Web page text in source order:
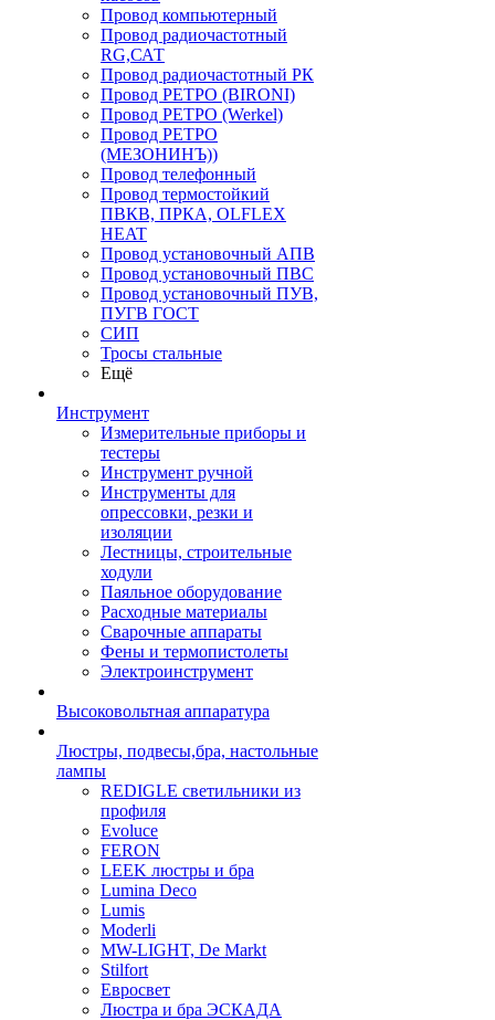
Провод компьютерный
Провод радиочастотный
RG,САТ
Провод радиочастотный РК
Провод РЕТРО (BIRONI)
Провод РЕТРО (Werkel)
Провод РЕТРО
(МЕЗОНИНЪ))
Провод телефонный
Провод термостойкий
ПВКВ, ПРКА, OLFLEX
HEAT
Провод установочный АПВ
Провод установочный ПВС
Провод установочный ПУВ,
ПУГВ ГОСТ
СИП
Тросы стальные
Ещё
Инструмент
Измерительные приборы и
тестеры
Инструмент ручной
Инструменты для
опрессовки, резки и
изоляции
Лестницы, строительные
ходули
Паяльное оборудование
Расходные материалы
Сварочные аппараты
Фены и термопистолеты
Электроинструмент
Высоковольтная аппаратура
Люстры, подвесы,бра, настольные
лампы
REDIGLE светильники из
профиля
Evoluce
FERON
LEEK люстры и бра
Lumina Deco
Lumis
Moderli
MW-LIGHT, De Markt
Stilfort
Евросвет
Люстра и бра ЭСКАДА